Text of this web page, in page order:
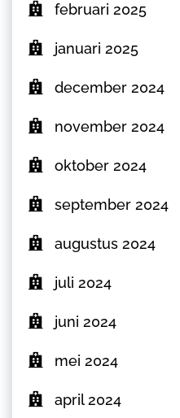
februari 2025
januari 2025
december 2024
november 2024
oktober 2024
september 2024
augustus 2024
juli 2024
juni 2024
mei 2024
april 2024